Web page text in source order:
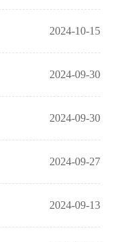
2024-10-15
2024-09-30
2024-09-30
2024-09-27
2024-09-13